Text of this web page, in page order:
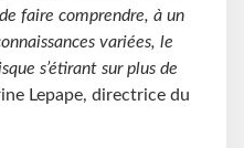
faire comprendre, à un
variées, le
s’étirant sur plus de
Lepape, directrice du